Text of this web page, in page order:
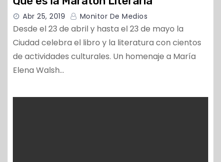
Abr 25, 2019 Monitor De Medios
Desde el 23 de abril y hasta el 23 de mayo la
Ciudad celebra el libro y la literatura con cientos
de actividades culturales. Un homenaje a María
Elena Walsh…